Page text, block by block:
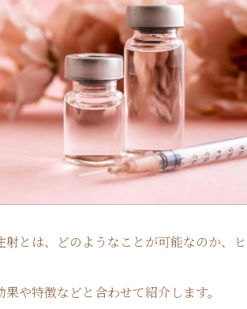
射とは、どのようなことが可能なのか、ヒ
や特徴などと合わせて紹介します。